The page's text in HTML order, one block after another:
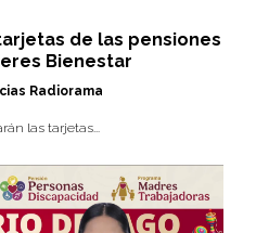
de las pensiones
Bienestar
Radiorama
las tarjetas...